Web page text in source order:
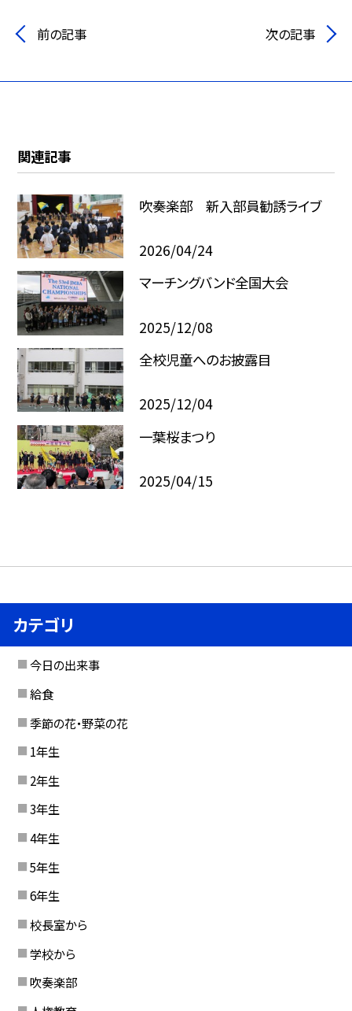
前の記事 次の記事
関連記事
吹奏楽部 新入部員勧誘ライブ
2026/04/24
マーチングバンド全国大会
2025/12/08
全校児童へのお披露目
2025/12/04
一葉桜まつり
2025/04/15
カテゴリ
今日の出来事
給食
季節の花・野菜の花
1年生
2年生
3年生
4年生
5年生
6年生
校長室から
学校から
吹奏楽部